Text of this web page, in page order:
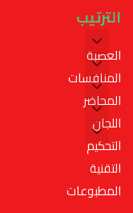
الترتيب
العصبة
المنافسات
المحاضر
اللجان
التحكيم
التقنية
المطبوعات